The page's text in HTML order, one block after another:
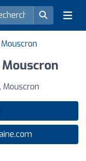
Mouscron